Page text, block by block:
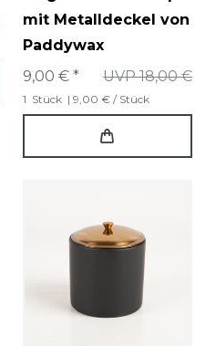
mit Metalldeckel von
Paddywax
UVP 18,00 €
9,00 € *
1 Stück | 9,00 € / Stück